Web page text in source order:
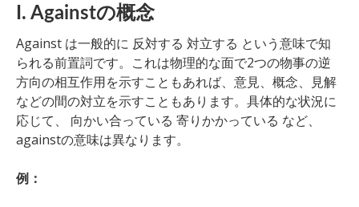
I. Againstの概念
Against は一般的に 反対する 対立する という意味で知
られる前置詞です。これは物理的な面で2つの物事の逆
方向の相互作用を示すこともあれば、意見、概念、見解
などの間の対立を示すこともあります。具体的な状況に
応じて、 向かい合っている 寄りかかっている など、
againstの意味は異なります。
例：